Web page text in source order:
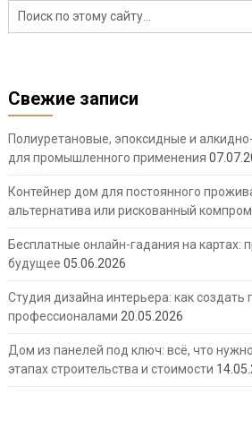
Свежие записи
Полиуретановые, эпоксидные и
для промышленного применения
Контейнер дом для постоянного
альтернатива или рискованный
Бесплатные онлайн-гадания на картах:
будущее 05.06.2026
Студия дизайна интерьера: как создать
профессионалами 20.05.2026
Дом из панелей под ключ: всё, что
этапах строительства и стоимости